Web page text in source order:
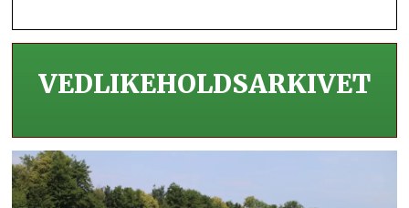
VEDLIKEHOLDS­ARKIVET